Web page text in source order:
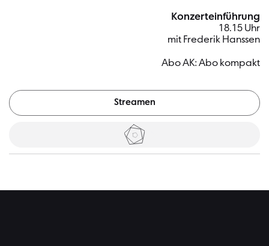
Konzerteinführung
18.15 Uhr
mit Frederik Hanssen
Abo AK: Abo kompakt
Streamen
Tickets